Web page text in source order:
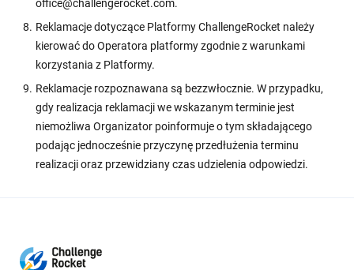
office@challengerocket.com.
Reklamacje dotyczące Platformy ChallengeRocket należy
kierować do Operatora platformy zgodnie z warunkami
korzystania z Platformy.
Reklamacje rozpoznawana są bezzwłocznie. W przypadku,
gdy realizacja reklamacji we wskazanym terminie jest
niemożliwa Organizator poinformuje o tym składającego
podając jednocześnie przyczynę przedłużenia terminu
realizacji oraz przewidziany czas udzielenia odpowiedzi.